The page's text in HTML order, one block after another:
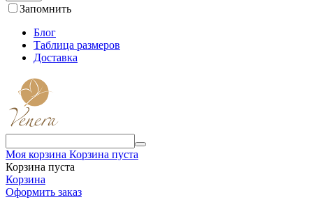
Запомнить
Блог
Таблица размеров
Доставка
Моя корзина Корзина пуста
Корзина пуста
Корзина
Оформить заказ